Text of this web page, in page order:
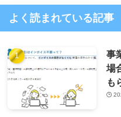
よく読まれている記事
事
場
も